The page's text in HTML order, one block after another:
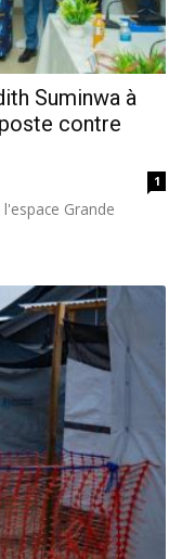
Suminwa à
contre
1
Grande